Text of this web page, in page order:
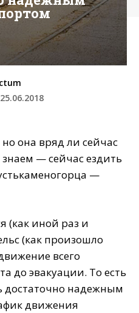
она вряд ли сейчас
— сейчас ездить
—
(как иной раз и
(как произошло
всего
до эвакуации. То есть
достаточно надежным
движения